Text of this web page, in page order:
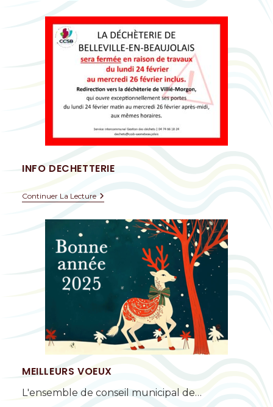
INFO DECHETTERIE
Continuer La Lecture
MEILLEURS VOEUX
L'ensemble de conseil municipal de…